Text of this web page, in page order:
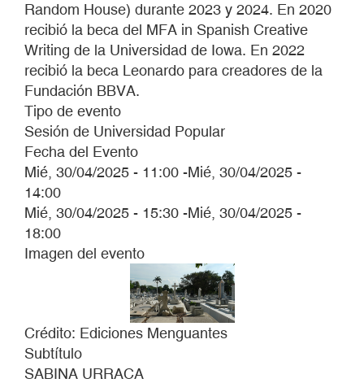
Random House) durante 2023 y 2024. En 2020
recibió la beca del MFA in Spanish Creative
Writing de la Universidad de Iowa. En 2022
recibió la beca Leonardo para creadores de la
Fundación BBVA.
Tipo de evento
Sesión de Universidad Popular
Fecha del Evento
Mié, 30/04/2025 - 11:00 -Mié, 30/04/2025 -
14:00
Mié, 30/04/2025 - 15:30 -Mié, 30/04/2025 -
18:00
Imagen del evento
Crédito: Ediciones Menguantes
Subtítulo
SABINA URRACA